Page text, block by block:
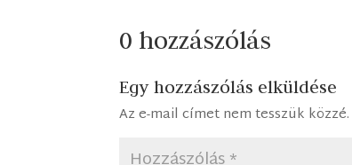
0 hozzászólás
Egy hozzászólás elküldése
Az e-mail címet nem tesszük közzé.